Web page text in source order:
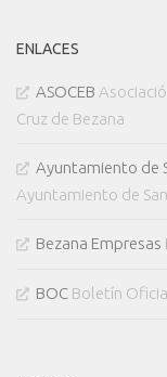
ENLACES
ASOCEB
Cruz de Bezana
Ayuntamiento de
Ayuntamiento de
Bezana Empresas
BOC Boletín